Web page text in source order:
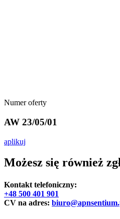
Numer oferty
AW 23/05/01
aplikuj
Możesz się również
Kontakt telefoniczny:
+48 500 401 901
CV na adres: